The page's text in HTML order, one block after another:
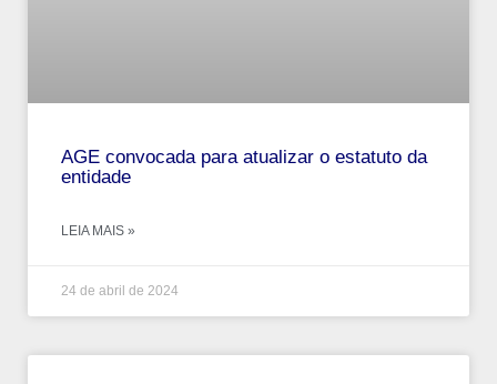
AGE convocada para atualizar o estatuto da
entidade
LEIA MAIS »
24 de abril de 2024